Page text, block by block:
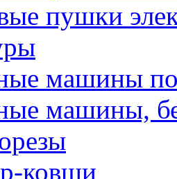
пушки
машины
машины,
ковши